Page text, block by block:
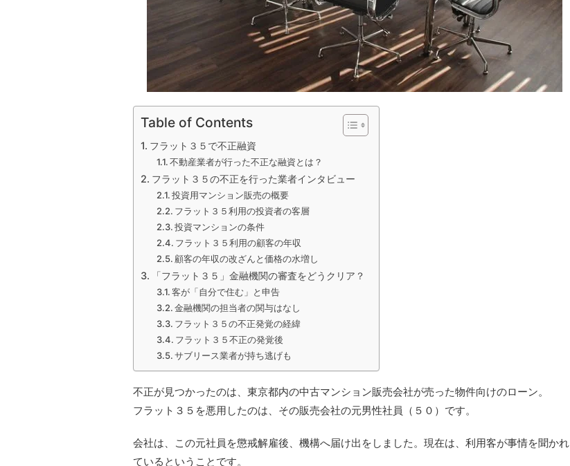
Table of Contents
フラット３５で不正融資
不動産業者が行った不正な融資とは？
フラット３５の不正を行った業者インタビュー
投資用マンション販売の概要
フラット３５利用の投資者の客層
投資マンションの条件
フラット３５利用の顧客の年収
顧客の年収の改ざんと価格の水増し
「フラット３５」金融機関の審査をどうクリア？
客が「自分で住む」と申告
金融機関の担当者の関与はなし
フラット３５の不正発覚の経緯
フラット３５不正の発覚後
サブリース業者が持ち逃げも
不正が見つかったのは、東京都内の中古マンション販売会社が売った物件向けのローン。
フラット３５を悪用したのは、その販売会社の元男性社員（５０）です。
会社は、この元社員を懲戒解雇後、機構へ届け出をしました。現在は、利用客が事情を聞かれ
ているということです。